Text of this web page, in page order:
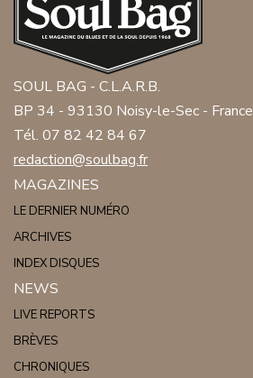
SOUL BAG - C.L.A.R.B.
BP 34 - 93130 Noisy-le-Sec - France
Tél. 07 82 42 84 67
redaction@soulbag.fr
MAGAZINES
LE DERNIER NUMÉRO
ARCHIVES
INDEX DISQUES
NEWS
LIVE REPORTS
BRÈVES
CHRONIQUES